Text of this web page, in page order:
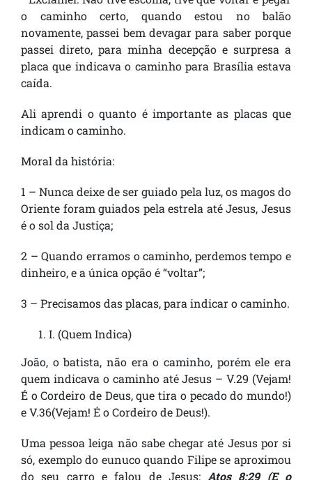
o caminho certo, quando estou no balão
novamente, passei bem devagar para saber porque
passei direto, para minha decepção e surpresa a
placa que indicava o caminho para Brasília estava
caída.
Ali aprendi o quanto é importante as placas que
indicam o caminho.
Moral da história:
1 – Nunca deixe de ser guiado pela luz, os magos do
Oriente foram guiados pela estrela até Jesus, Jesus
é o sol da Justiça;
2 – Quando erramos o caminho, perdemos tempo e
dinheiro, e a única opção é “voltar”;
3 – Precisamos das placas, para indicar o caminho.
I. (Quem Indica)
João, o batista, não era o caminho, porém ele era
quem indicava o caminho até Jesus – V.29 (Vejam!
É o Cordeiro de Deus, que tira o pecado do mundo!)
e V.36(Vejam! É o Cordeiro de Deus!).
Uma pessoa leiga não sabe chegar até Jesus por si
só, exemplo do eunuco quando Filipe se aproximou
do seu carro e falou de Jesus:Atos 8:29 (E o